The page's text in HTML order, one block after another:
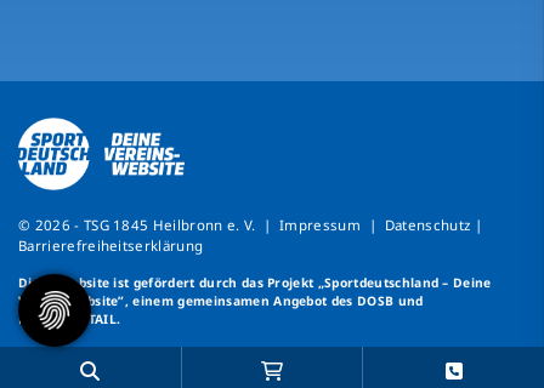
© 2026 - TSG 1845 Heilbronn e. V. |Impressum | Datenschutz |
Barrierefreiheitserklärung
Diese Website ist gefördert durch das Projekt „Sportdeutschland – Deine
Vereinswebsite”, einem gemeinsamen Angebot des DOSB und
NETZCOCKTAIL.